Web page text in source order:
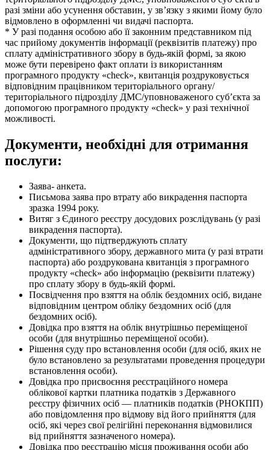
разі зміни або усунення обставин, у зв’язку з якими йому було
відмовлено в оформленні чи видачі паспорта.
* У разі подання особою або її законним представником під
час прийому документів інформації (реквізитів платежу) про
сплату адміністративного збору в будь-якій формі, за якою
може бути перевірено факт оплати із використанням
програмного продукту «check», квитанція роздруковується
відповідним працівником територіального органу/
територіального підрозділу ДМС/уповноваженого суб’єкта за
допомогою програмного продукту «check» у разі технічної
можливості.
Документи, необхідні для отримання
послуги:
Заява- анкета.
Письмова заява про втрату або викрадення паспорта
зразка 1994 року.
Витяг з Єдиного реєстру досудових розслідувань (у разі
викрадення паспорта).
Документи, що підтверджують сплату
адміністративного збору, державного мита (у разі втрати
паспорта) або роздрукована квитанція з програмного
продукту «cheсk» або інформацію (реквізити платежу)
про сплату збору в будь-якій формі.
Посвідчення про взяття на облік бездомних осіб, видане
відповідним центром обліку бездомних осіб (для
бездомних осіб).
Довідка про взяття на облік внутрішньо переміщеної
особи (для внутрішньо переміщеної особи).
Рішення суду про встановлення особи (для осіб, яких не
було встановлено за результатами проведення процедури
встановлення особи).
Довідка про присвоєння реєстраційного номера
облікової картки платника податків з Державного
реєстру фізичних осіб — платників податків (РНОКПП)
або повідомлення про відмову від його прийняття (для
осіб, які через свої релігійні переконання відмовилися
від прийняття зазначеного номера).
Довідка про реєстрацію місця проживання особи або